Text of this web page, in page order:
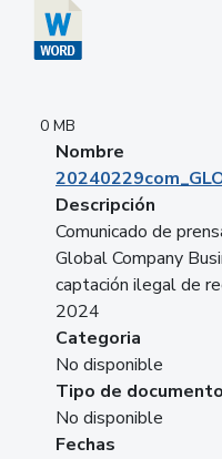
0 MB
Nombre
Descripción
Comunicado de
Global Company
captación ilegal de
2024
Categoria
No disponible
Tipo de documento
No disponible
Fechas